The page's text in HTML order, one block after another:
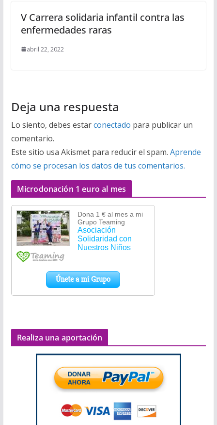
V Carrera solidaria infantil contra las
enfermedades raras
abril 22, 2022
Deja una respuesta
Lo siento, debes estarconectado para publicar un
comentario.
Este sitio usa Akismet para reducir el spam. Aprende
cómo se procesan los datos de tus comentarios.
Microdonación 1 euro al mes
Realiza una aportación